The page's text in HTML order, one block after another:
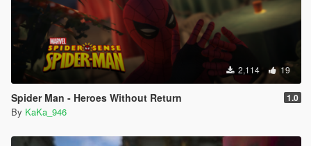
2,114 19
Spider Man - Heroes Without Return 1.0
By KaKa_946